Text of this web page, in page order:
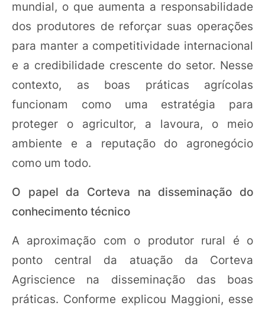
mundial, o que aumenta a responsabilidade
dos produtores de reforçar suas operações
para manter a competitividade internacional
e a credibilidade crescente do setor. Nesse
contexto, as boas práticas agrícolas
funcionam como uma estratégia para
proteger o agricultor, a lavoura, o meio
ambiente e a reputação do agronegócio
como um todo.
O papel da Corteva na disseminação do
conhecimento técnico
A aproximação com o produtor rural é o
ponto central da atuação da Corteva
Agriscience na disseminação das boas
práticas. Conforme explicou Maggioni, esse